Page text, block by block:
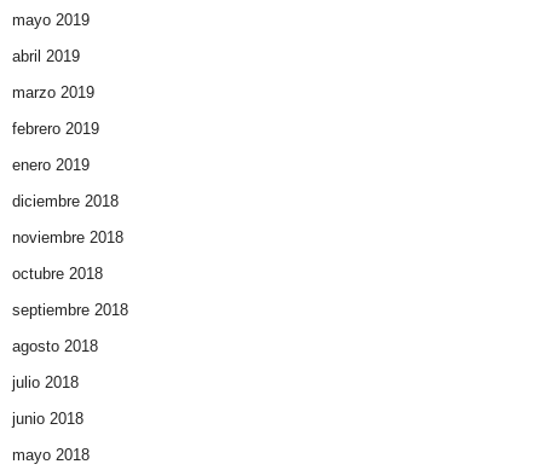
mayo 2019
abril 2019
marzo 2019
febrero 2019
enero 2019
diciembre 2018
noviembre 2018
octubre 2018
septiembre 2018
agosto 2018
julio 2018
junio 2018
mayo 2018